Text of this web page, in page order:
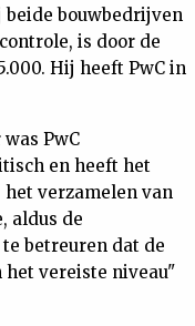
bouwbedrijven
is door de
Hij heeft PwC in
PwC
en heeft het
verzamelen van
aldus de
betreuren dat de
het vereiste niveau"